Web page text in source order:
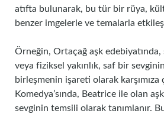
atıfta bulunarak, bu tür bir rüya,
benzer imgelerle ve temalarla
Örneğin, Ortaçağ aşk edebiyatında,
veya fiziksel yakınlık, saf bir
birleşmenin işareti olarak karşımıza
Komedya’sında, Beatrice ile olan
sevginin temsili olarak tanımlanır.